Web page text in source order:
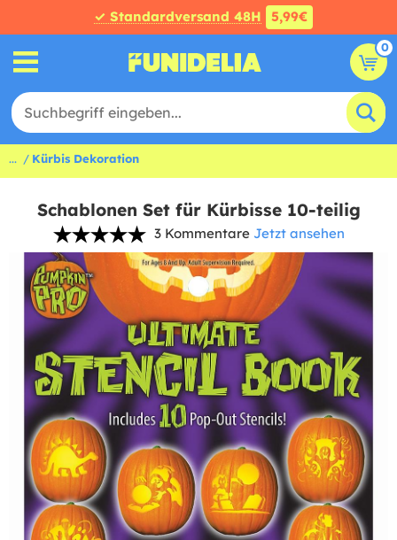
✓ Standardversand 48H 5,99€
0
... Kürbis Dekoration
Schablonen Set für Kürbisse 10-teilig
3 Kommentare Jetzt ansehen